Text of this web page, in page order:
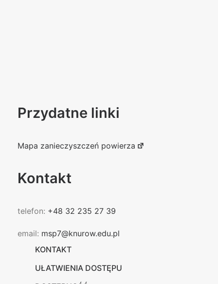
Przydatne linki
Mapa zanieczyszczeń powierza
Kontakt
telefon: +48 32 235 27 39
email: msp7@knurow.edu.pl
KONTAKT
UŁATWIENIA DOSTĘPU